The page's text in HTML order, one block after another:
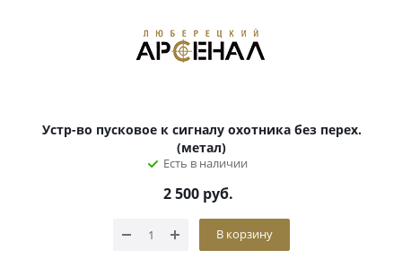
Устр-во пусковое к сигналу охотника без перех.
(метал)
Есть в наличии
2 500 руб.
В корзину